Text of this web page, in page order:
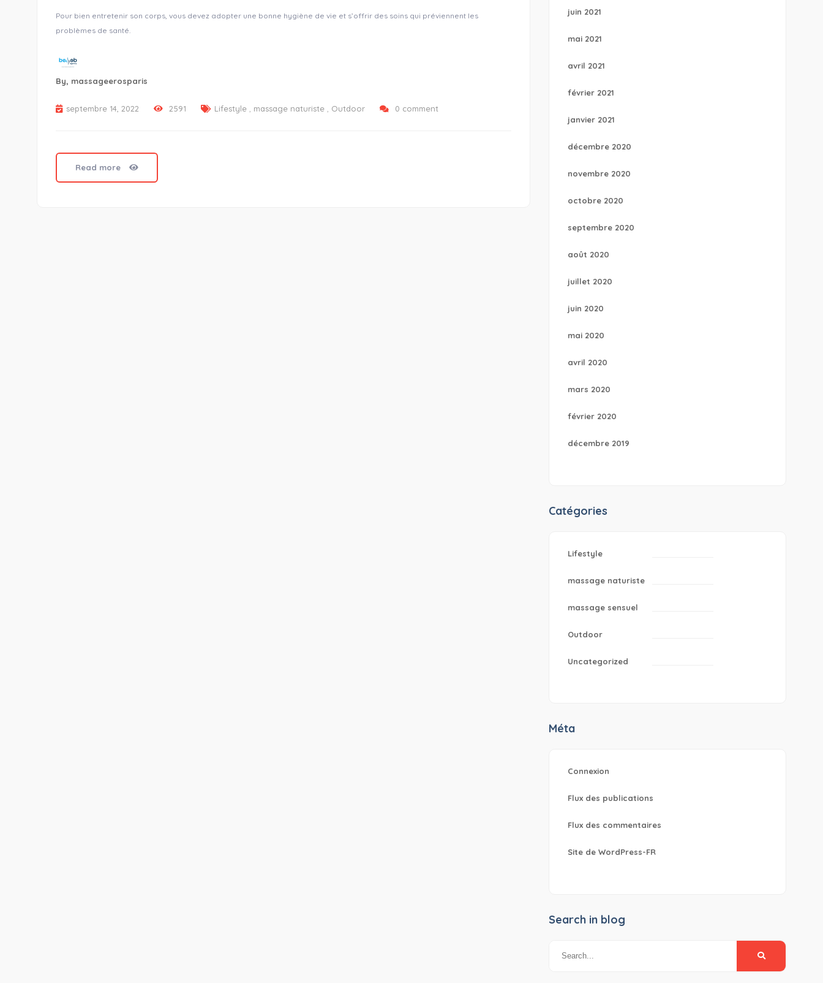
Pour bien entretenir son corps, vous devez adopter une bonne hygiène de vie et s’offrir des soins qui préviennent les
problèmes de santé.
By, massageerosparis
septembre 14, 2022 2591 Lifestyle massage naturiste Outdoor 0 comment
Read more
juin 2021
mai 2021
avril 2021
février 2021
janvier 2021
décembre 2020
novembre 2020
octobre 2020
septembre 2020
août 2020
juillet 2020
juin 2020
mai 2020
avril 2020
mars 2020
février 2020
décembre 2019
Catégories
Lifestyle
massage naturiste
massage sensuel
Outdoor
Uncategorized
Méta
Connexion
Flux des publications
Flux des commentaires
Site de WordPress-FR
Search in blog